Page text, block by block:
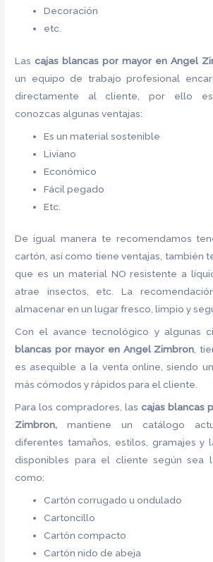
Decoración
etc.
Lascajas blancas por mayoren Angel
un equipo de trabajo profesional
directamente al cliente, por ello
conozcas algunas ventajas:
Es un material sostenible
Liviano
Económico
Fácil pegado
Etc.
De igual manera te recomendamos
cartón, así como tiene ventajas, también
que es un material NO resistente a
atrae insectos, etc. La
almacenar en un lugar fresco, limpio y
Con el avance tecnológico y algunas
blancas por mayor en Angel Zimbron ,
es asequible a la venta online, siendo
más cómodos y rápidos para el cliente.
Para los compradores, lascajas blancas
Zimbron,mantiene un catálogo
diferentes tamaños, estilos, gramajes y
disponibles para el cliente según sea
como:
Cartón corrugado u ondulado
Cartoncillo
Cartón compacto
Cartón nido de abeja